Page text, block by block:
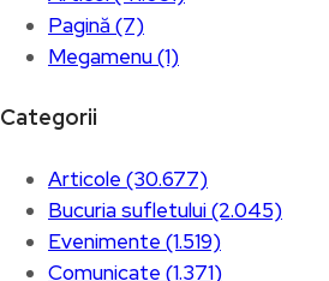
Pagină (7)
Megamenu (1)
Categorii
Articole (30.677)
Bucuria sufletului (2.045)
Evenimente (1.519)
Comunicate (1.371)